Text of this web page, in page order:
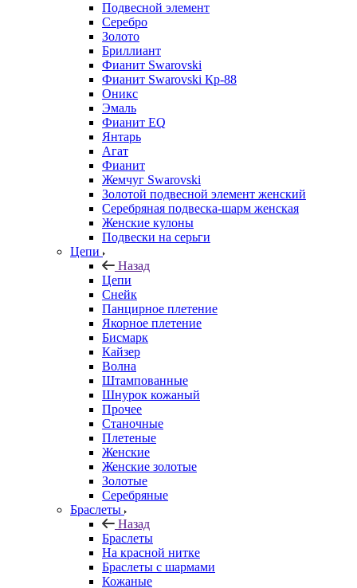
Подвесной элемент
Серебро
Золото
Бриллиант
Фианит Swarovski
Фианит Swarovski Кр-88
Оникс
Эмаль
Фианит EQ
Янтарь
Агат
Фианит
Жемчуг Swarovski
Золотой подвесной элемент женcкий
Серебряная подвеска-шарм женская
Женские кулоны
Подвески на серьги
Цепи
Назад
Цепи
Снейк
Панцирное плетение
Якорное плетение
Бисмарк
Кайзер
Волна
Штампованные
Шнурок кожаный
Прочее
Станочные
Плетеные
Женские
Женские золотые
Золотые
Серебряные
Браслеты
Назад
Браслеты
На красной нитке
Браслеты с шармами
Кожаные